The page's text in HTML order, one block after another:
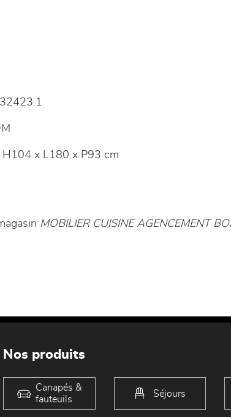
32423.1
H104 x L180 x P93 cm
MOBILIER CUISINE AGENCEMENT
Nos produits
Canapés &
fauteuils
Séjours